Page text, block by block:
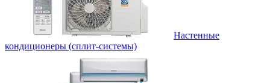
Настенные
кондиционеры (сплит-системы)